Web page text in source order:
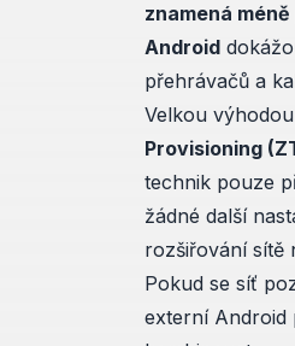
znamená
Android
přehrávačů a
Velkou
Provisioning
technik pouze
žádné další
rozšiřování sítě
Pokud se síť
externí Android